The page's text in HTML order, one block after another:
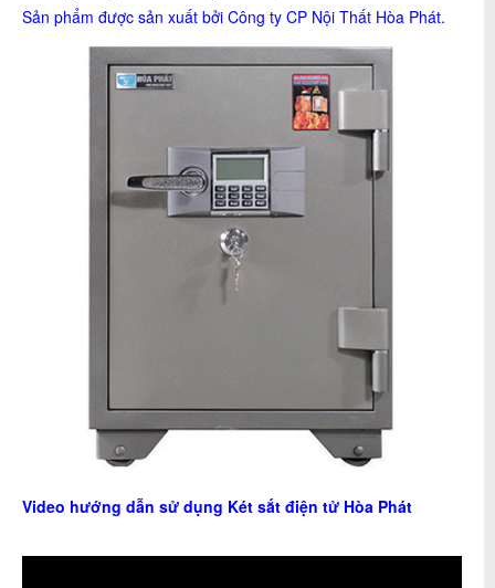
Sản phẩm được sản xuất bởi Công ty CP Nội Thất Hòa Phát.
Video hướng dẫn sử dụng Két sắt điện tử Hòa Phát